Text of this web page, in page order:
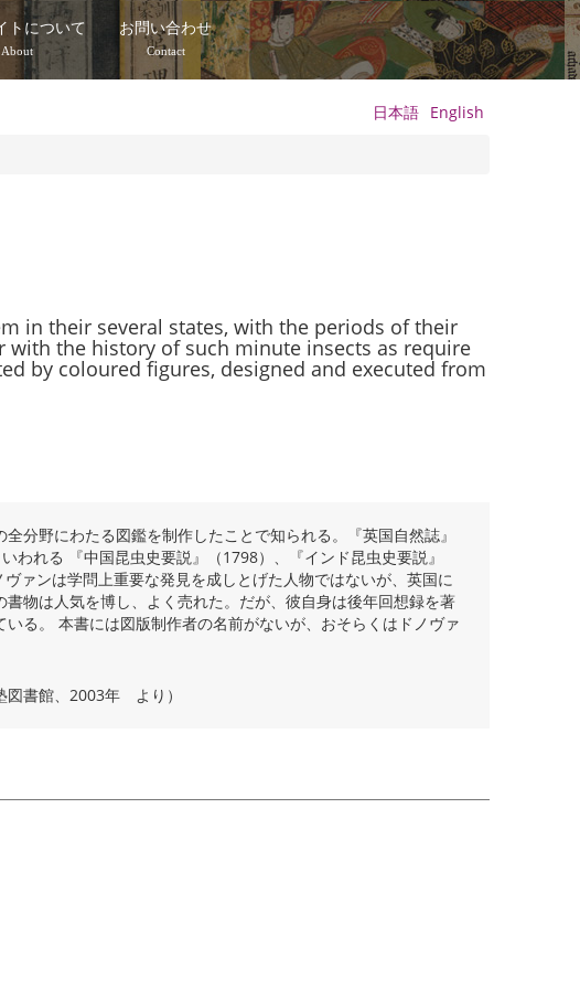
トについて
About
お問い合わせ
Contact
日本語 English
in their several states, with the periods of their
the history of such minute insects as require
by coloured figures, designed and executed from
分野にわたる図鑑を制作したことで知られる。『英国自然誌』
われる 『中国昆虫史要説』（1798）、『インド昆虫史要説』
ァンは学問上重要な発見を成しとげた人物ではないが、英国に
物は人気を博し、よく売れた。だが、彼自身は後年回想録を著
る。 本書には図版制作者の名前がないが、おそらくはドノヴァ
図書館、2003年 より）